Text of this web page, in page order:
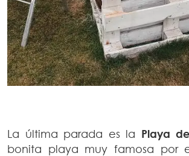
La última parada es la Playa
bonita playa muy famosa por